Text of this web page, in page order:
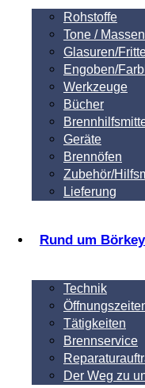
Rohstoffe
Tone / Massen
Glasuren/
Engoben/
Werkzeuge
Bücher
Geräte
Brennöfen
Zubehör/
Lieferung
Rund um
Technik
Tätigkeiten
Brennservice
Der Weg zu